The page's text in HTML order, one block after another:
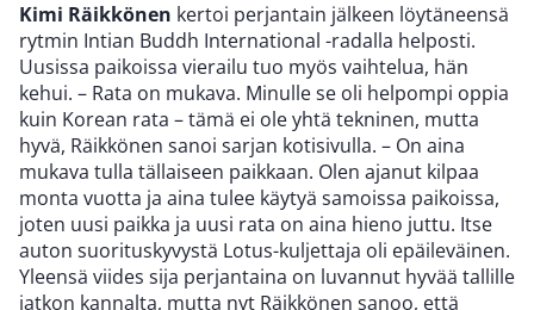
Kimi Räikkönen kertoi perjantain jälkeen löytäneensä
rytmin Intian Buddh International -radalla helposti.
Uusissa paikoissa vierailu tuo myös vaihtelua, hän
kehui. – Rata on mukava. Minulle se oli helpompi oppia
kuin Korean rata – tämä ei ole yhtä tekninen, mutta
hyvä, Räikkönen sanoi sarjan kotisivulla. – On aina
mukava tulla tällaiseen paikkaan. Olen ajanut kilpaa
monta vuotta ja aina tulee käytyä samoissa paikoissa,
joten uusi paikka ja uusi rata on aina hieno juttu. Itse
auton suorituskyvystä Lotus-kuljettaja oli epäileväinen.
Yleensä viides sija perjantaina on luvannut hyvää tallille
jatkon kannalta, mutta nyt Räikkönen sanoo, että